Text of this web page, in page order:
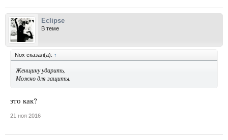
Eclipse
В теме
Nox сказал(а): ↑
Женщину ударить,
Можно для защиты.
это как?
21 ноя 2016